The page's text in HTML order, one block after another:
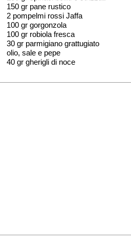
150 gr pane rustico
2 pompelmi rossi Jaffa
100 gr gorgonzola
100 gr robiola fresca
30 gr parmigiano grattugiato
olio, sale e pepe
40 gr gherigli di noce